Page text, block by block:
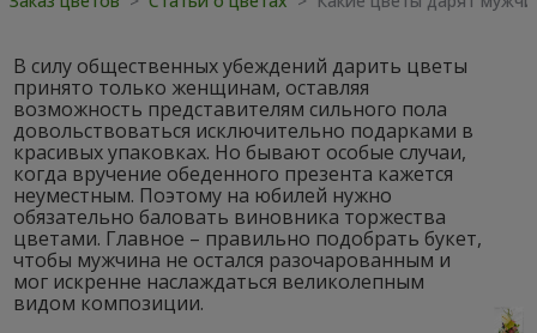
В силу общественных убеждений дарить цветы
принято только женщинам, оставляя
возможность представителям сильного пола
довольствоваться исключительно подарками в
красивых упаковках. Но бывают особые случаи,
когда вручение обеденного презента кажется
неуместным. Поэтому на юбилей нужно
обязательно баловать виновника торжества
цветами. Главное – правильно подобрать букет,
чтобы мужчина не остался разочарованным и
мог искренне наслаждаться великолепным
видом композиции.